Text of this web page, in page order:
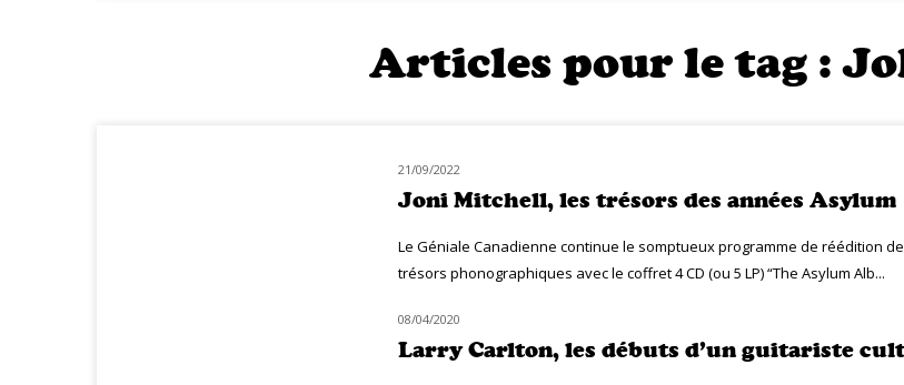
Articles pour le tag :
21/09/2022
Joni Mitchell, les trésors des années Asylum
Le Géniale Canadienne continue le somptueux programme de réédition
trésors phonographiques avec le coffret 4 CD (ou 5 LP) “The Asylum Alb...
08/04/2020
Larry Carlton, les débuts d’un guitariste